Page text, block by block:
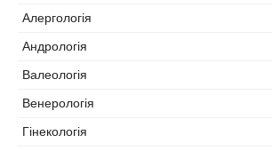
Алергологія
Андрологія
Валеологія
Венерологія
Гінекологія